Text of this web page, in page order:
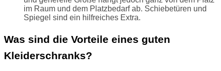
im Raum und dem Platzbedarf ab. Schiebetüren und
Spiegel sind ein hilfreiches Extra.
Was sind die Vorteile eines guten
Kleiderschranks?